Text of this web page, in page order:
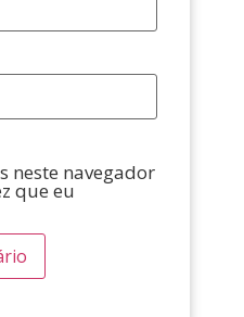
neste navegador
que eu